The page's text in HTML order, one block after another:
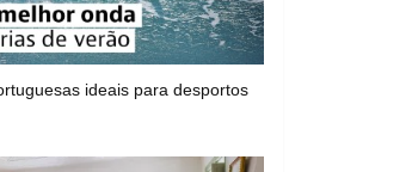
ideais para desportos